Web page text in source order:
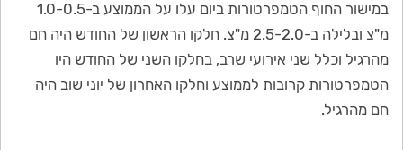
במישור החוף הטמפרטורות ביום עלו על הממוצע ב-1.0-0.5
מ"צ ובלילה ב-2.5-2.0 מ"צ. חלקו הראשון של החודש היה חם
מהרגיל וכלל שני אירועי שרב, בחלקו השני של החודש היו
הטמפרטורות קרובות לממוצע וחלקו האחרון של יוני שוב היה
חם מהרגיל.